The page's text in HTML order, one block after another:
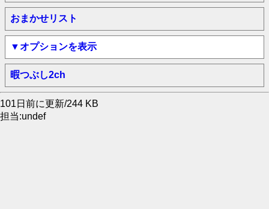
おまかせリスト
▼オプションを表示
暇つぶし2ch
101日前に更新/244 KB
担当:undef